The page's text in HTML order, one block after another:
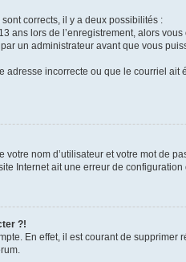
corrects, il y a deux possibilités :
ans lors de l’enregistrement, alors
un administrateur avant que vous
incorrecte ou que le courriel
nom d’utilisateur et votre mot de
Internet ait une erreur de configuration
?!
En effet, il est courant de